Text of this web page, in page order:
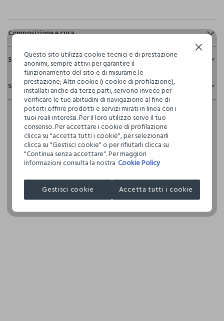
Composizione e cura
Composizione:
85% LYOCELL,15% POLIESTERE
NON CANDEGGIARE
TEMPERATURA MASSIMA 40°C - PROCEDURA DELICATA
NON LAVARE A SECCO
ROTATIVO
TEMPERATURA MASSIMA DELLA PIASTRA DEL FERRO
110°C, LA STIRATURA A VAPORE PUO' PROVOCARE
Sostenibilità e trasparenza
Sicurezza
Il 100% dei nostri articoli viene sottoposto a test chimico-
fisici, per verificarne il rispetto dei limiti che abbiamo
definito per l’uso di sostanze chimiche, talvolta anche più
restrittivi rispetto a quelli previsti dalla normativa
internazionale.
Clicca qui per vedere i dettagli
I nostri fornitori
JIAXING LANJIA FASHION CO., LT
MADE IN CHINA
Spedizione e resi
Hai fino a 30 giorni dalla consegna del tuo ordine online per
cambiare idea e restituire i prodotti che hai acquistato.
Questo sito utilizza cookie tecnici e di prestazione
anonimi, sempre attivi per garantire il
funzionamento del sito e di misurarne le
prestazione; Altri cookie (i cookie di profilazione),
installati anche da terze parti, servono invece per
verificare le tue abitudini di navigazione al fine di
poterti offrire prodotti e servizi mirati in linea con i
tuoi reali interessi. Per il loro utilizzo serve il tuo
consenso. Per accettare i cookie di profilazione
clicca su "accetta tutti i cookie", per selezionarli
clicca su "Gestisci cookie" o per rifiutarli clicca su
"Continua senza accettare". Per maggiori
informazioni consulta la nostra Cookie Policy
Gestisci cookie Accetta tutti i cookie
Continua senza accettare